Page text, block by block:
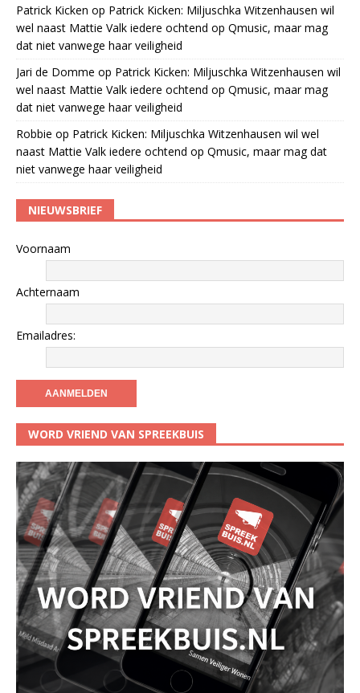
Patrick Kicken op Patrick Kicken: Miljuschka Witzenhausen wil
wel naast Mattie Valk iedere ochtend op Qmusic, maar mag
dat niet vanwege haar veiligheid
Jari de Domme op Patrick Kicken: Miljuschka Witzenhausen wil
wel naast Mattie Valk iedere ochtend op Qmusic, maar mag
dat niet vanwege haar veiligheid
Robbie op Patrick Kicken: Miljuschka Witzenhausen wil wel
naast Mattie Valk iedere ochtend op Qmusic, maar mag dat
niet vanwege haar veiligheid
NIEUWSBRIEF
Voornaam
Achternaam
Emailadres:
WORD VRIEND VAN SPREEKBUIS